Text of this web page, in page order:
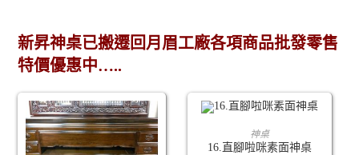
新昇神桌已搬遷回月眉工廠各項商品批發零售
特價優惠中…..
查看內容
神桌
16.直腳啦咪素面神桌